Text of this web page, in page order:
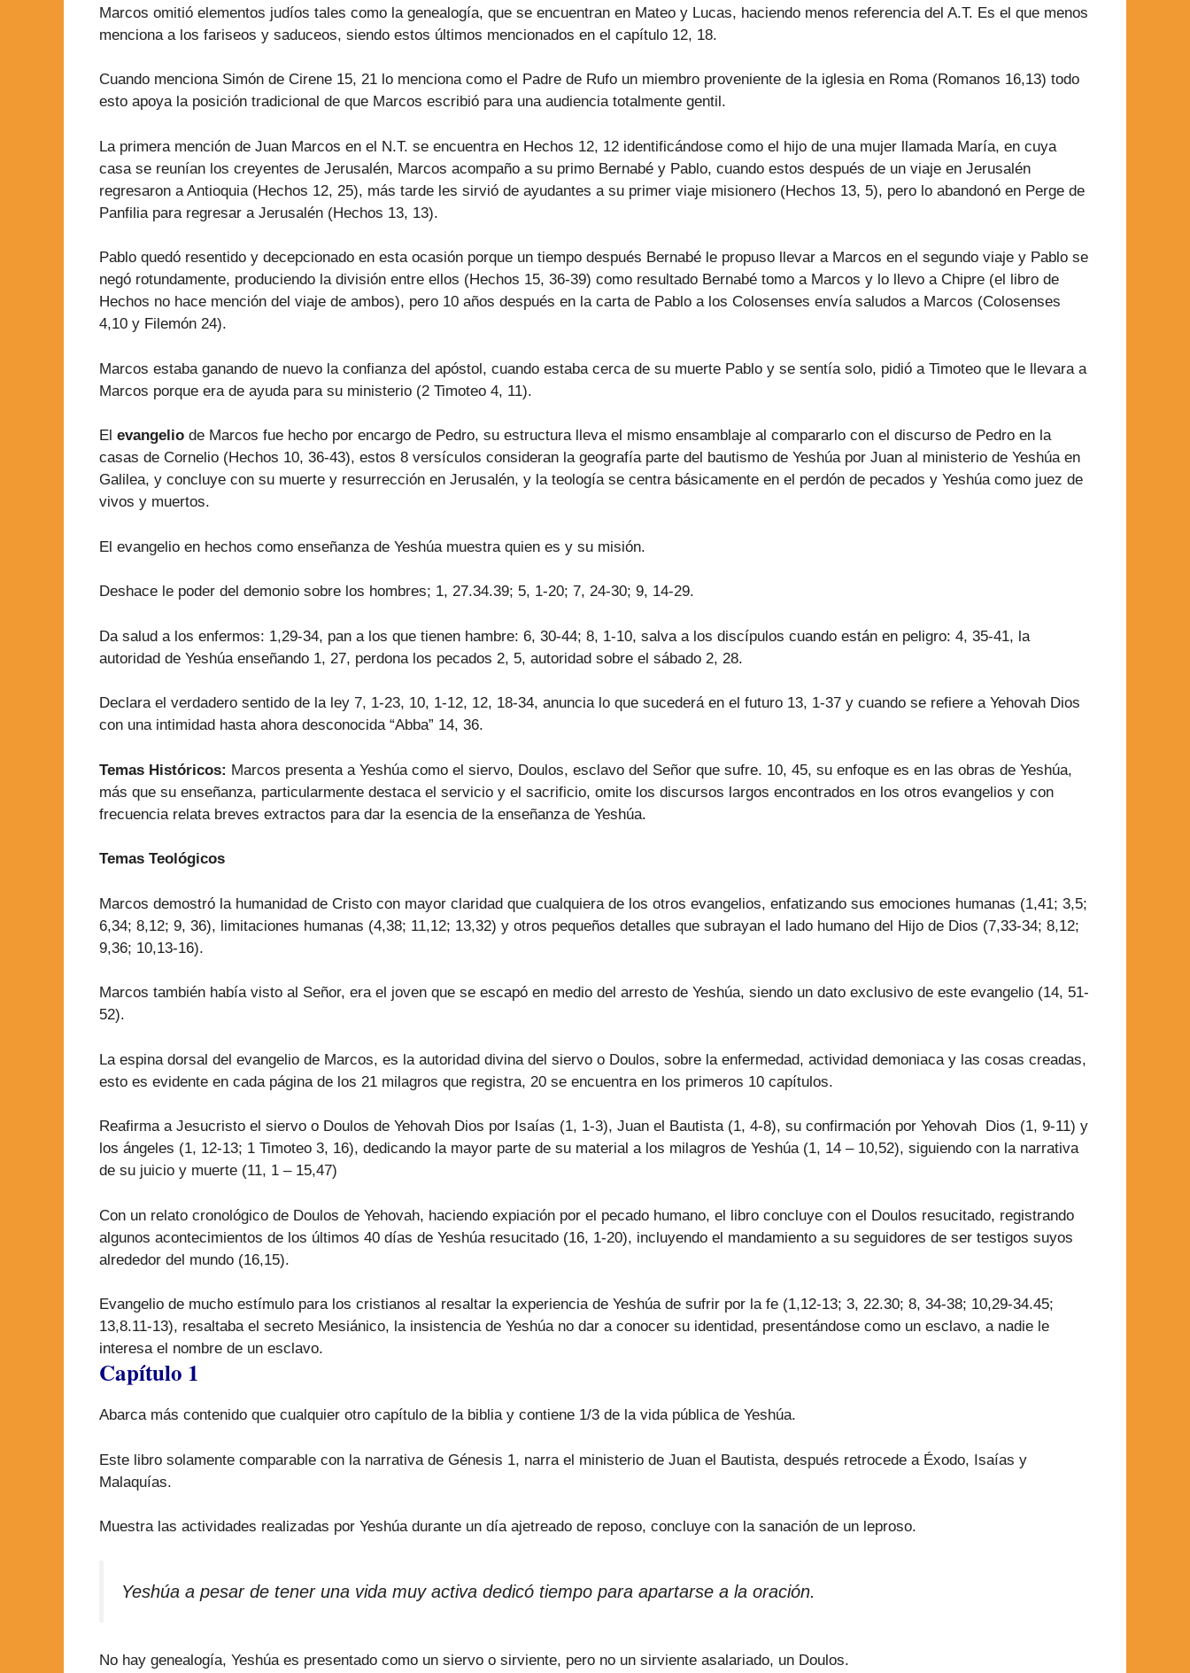
Marcos omitió elementos judíos tales como la genealogía, que se encuentran en Mateo y Lucas, haciendo menos referencia del A.T. Es el que menos
menciona a los fariseos y saduceos, siendo estos últimos mencionados en el capítulo 12, 18.
Cuando menciona Simón de Cirene 15, 21 lo menciona como el Padre de Rufo un miembro proveniente de la iglesia en Roma (Romanos 16,13) todo
esto apoya la posición tradicional de que Marcos escribió para una audiencia totalmente gentil.
La primera mención de Juan Marcos en el N.T. se encuentra en Hechos 12, 12 identificándose como el hijo de una mujer llamada María, en cuya
casa se reunían los creyentes de Jerusalén, Marcos acompaño a su primo Bernabé y Pablo, cuando estos después de un viaje en Jerusalén
regresaron a Antioquia (Hechos 12, 25), más tarde les sirvió de ayudantes a su primer viaje misionero (Hechos 13, 5), pero lo abandonó en Perge de
Panfilia para regresar a Jerusalén (Hechos 13, 13).
Pablo quedó resentido y decepcionado en esta ocasión porque un tiempo después Bernabé le propuso llevar a Marcos en el segundo viaje y Pablo se
negó rotundamente, produciendo la división entre ellos (Hechos 15, 36-39) como resultado Bernabé tomo a Marcos y lo llevo a Chipre (el libro de
Hechos no hace mención del viaje de ambos), pero 10 años después en la carta de Pablo a los Colosenses envía saludos a Marcos (Colosenses
4,10 y Filemón 24).
Marcos estaba ganando de nuevo la confianza del apóstol, cuando estaba cerca de su muerte Pablo y se sentía solo, pidió a Timoteo que le llevara a
Marcos porque era de ayuda para su ministerio (2 Timoteo 4, 11).
El evangelio de Marcos fue hecho por encargo de Pedro, su estructura lleva el mismo ensamblaje al compararlo con el discurso de Pedro en la
casas de Cornelio (Hechos 10, 36-43), estos 8 versículos consideran la geografía parte del bautismo de Yeshúa por Juan al ministerio de Yeshúa en
Galilea, y concluye con su muerte y resurrección en Jerusalén, y la teología se centra básicamente en el perdón de pecados y Yeshúa como juez de
vivos y muertos.
El evangelio en hechos como enseñanza de Yeshúa muestra quien es y su misión.
Deshace le poder del demonio sobre los hombres; 1, 27.34.39; 5, 1-20; 7, 24-30; 9, 14-29.
Da salud a los enfermos: 1,29-34, pan a los que tienen hambre: 6, 30-44; 8, 1-10, salva a los discípulos cuando están en peligro: 4, 35-41, la
autoridad de Yeshúa enseñando 1, 27, perdona los pecados 2, 5, autoridad sobre el sábado 2, 28.
Declara el verdadero sentido de la ley 7, 1-23, 10, 1-12, 12, 18-34, anuncia lo que sucederá en el futuro 13, 1-37 y cuando se refiere a Yehovah Dios
con una intimidad hasta ahora desconocida “Abba” 14, 36.
Temas Históricos: Marcos presenta a Yeshúa como el siervo, Doulos, esclavo del Señor que sufre. 10, 45, su enfoque es en las obras de Yeshúa,
más que su enseñanza, particularmente destaca el servicio y el sacrificio, omite los discursos largos encontrados en los otros evangelios y con
frecuencia relata breves extractos para dar la esencia de la enseñanza de Yeshúa.
Temas Teológicos
Marcos demostró la humanidad de Cristo con mayor claridad que cualquiera de los otros evangelios, enfatizando sus emociones humanas (1,41; 3,5;
6,34; 8,12; 9, 36), limitaciones humanas (4,38; 11,12; 13,32) y otros pequeños detalles que subrayan el lado humano del Hijo de Dios (7,33-34; 8,12;
9,36; 10,13-16).
Marcos también había visto al Señor, era el joven que se escapó en medio del arresto de Yeshúa, siendo un dato exclusivo de este evangelio (14, 51-
52).
La espina dorsal del evangelio de Marcos, es la autoridad divina del siervo o Doulos, sobre la enfermedad, actividad demoniaca y las cosas creadas,
esto es evidente en cada página de los 21 milagros que registra, 20 se encuentra en los primeros 10 capítulos.
Reafirma a Jesucristo el siervo o Doulos de Yehovah Dios por Isaías (1, 1-3), Juan el Bautista (1, 4-8), su confirmación por Yehovah Dios (1, 9-11) y
los ángeles (1, 12-13; 1 Timoteo 3, 16), dedicando la mayor parte de su material a los milagros de Yeshúa (1, 14 – 10,52), siguiendo con la narrativa
de su juicio y muerte (11, 1 – 15,47)
Con un relato cronológico de Doulos de Yehovah, haciendo expiación por el pecado humano, el libro concluye con el Doulos resucitado, registrando
algunos acontecimientos de los últimos 40 días de Yeshúa resucitado (16, 1-20), incluyendo el mandamiento a su seguidores de ser testigos suyos
alrededor del mundo (16,15).
Evangelio de mucho estímulo para los cristianos al resaltar la experiencia de Yeshúa de sufrir por la fe (1,12-13; 3, 22.30; 8, 34-38; 10,29-34.45;
13,8.11-13), resaltaba el secreto Mesiánico, la insistencia de Yeshúa no dar a conocer su identidad, presentándose como un esclavo, a nadie le
interesa el nombre de un esclavo.
Capítulo 1
Abarca más contenido que cualquier otro capítulo de la biblia y contiene 1/3 de la vida pública de Yeshúa.
Este libro solamente comparable con la narrativa de Génesis 1, narra el ministerio de Juan el Bautista, después retrocede a Éxodo, Isaías y
Malaquías.
Muestra las actividades realizadas por Yeshúa durante un día ajetreado de reposo, concluye con la sanación de un leproso.
Yeshúa a pesar de tener una vida muy activa dedicó tiempo para apartarse a la oración.
No hay genealogía, Yeshúa es presentado como un siervo o sirviente, pero no un sirviente asalariado, un Doulos.